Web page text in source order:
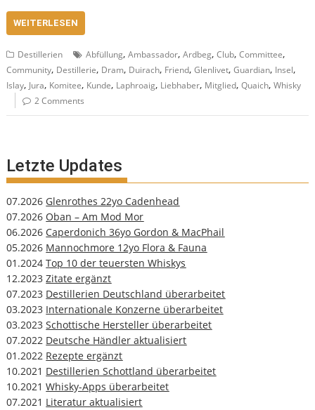
WEITERLESEN
Destillerien Abfüllung,Ambassador,Ardbeg,Club,Committee,
Community, Destillerie, Dram, Duirach, Friend,Glenlivet,Guardian, Insel,
Islay, Jura, Komitee, Kunde, Laphroaig, Liebhaber, Mitglied,Quaich,Whisky
2 Comments
Letzte Updates
07.2026 Glenrothes 22yo Cadenhead
07.2026 Oban – Am Mod Mor
06.2026 Caperdonich 36yo Gordon & MacPhail
05.2026 Mannochmore 12yo Flora & Fauna
01.2024Top 10 der teuersten Whiskys
12.2023Zitate ergänzt
07.2023 Destillerien Deutschland überarbeitet
03.2023 Internationale Konzerne überarbeitet
03.2023Schottische Hersteller überarbeitet
07.2022 Deutsche Händler aktualisiert
01.2022 Rezepte ergänzt
10.2021 Destillerien Schottland überarbeitet
10.2021Whisky-Apps überarbeitet
07.2021 Literatur aktualisiert